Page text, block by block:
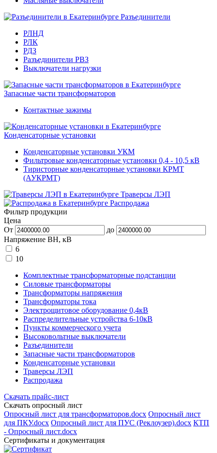
Разъединители
РЛНД
РЛК
РДЗ
Разъединители РВЗ
Выключатели нагрузки
Запасные части трансформаторов
Контактные зажимы
Конденсаторные установки
Конденсаторные установки УКМ
Фильтровые конденсаторные установки 0,4 - 10,5 кВ
Тиристорные конденсаторные установки КРМТ
(АУКРМТ)
Траверсы ЛЭП
Распродажа
Фильтр продукции
Цена
От
до
Напряжение ВН, кВ
6
10
Комплектные трансформаторные подстанции
Силовые трансформаторы
Трансформаторы напряжения
Трансформаторы тока
Электрощитовое оборудование 0,4кВ
Распределительные устройства 6-10кВ
Пункты коммерческого учета
Высоковольтные выключатели
Разъединители
Запасные части трансформаторов
Конденсаторные установки
Траверсы ЛЭП
Распродажа
Скачать прайс-лист
Скачать опросный лист
Опросный лист для трансформаторов.docx Опросный лист
для ПКУ.docx Опросный лист для ПУС (Реклоузер).docx КТП
- Опросный лист.docx
Сертификаты и документация